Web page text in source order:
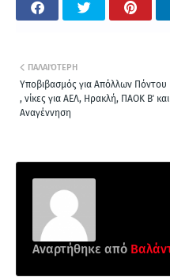
ΠΑΛΑΙΌΤΕΡΗ
Yποβιβασμός για Απόλλων Πόντου
, νίκες για ΑΕΛ, Ηρακλή, ΠΑΟΚ Β΄ και
Αναγέννηση
Αναρτήθηκε από